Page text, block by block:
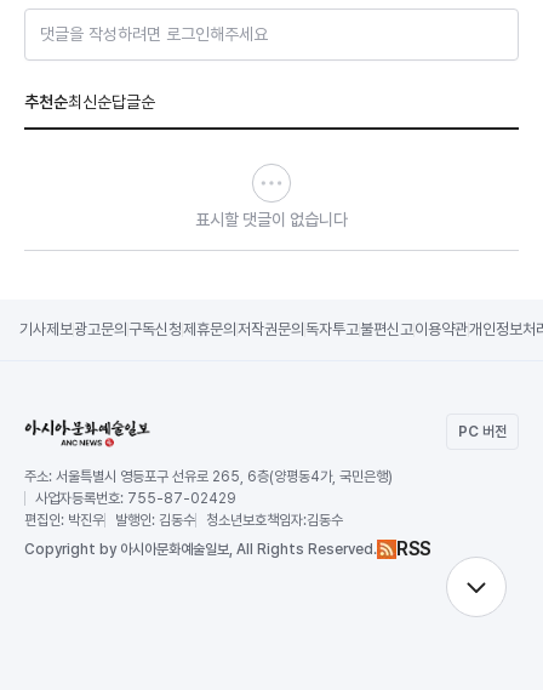
댓글을 작성하려면 로그인해주세요
추천순최신순답글순
표시할 댓글이 없습니다
기사제보광고문의 구독신청제휴문의 저작권문의 독자투고불편신고이용약관개인정보처
PC 버전
주소: 서울특별시 영등포구 선유로 265, 6층(양평동4가, 국민은행)
사업자등록번호: 755-87-02429
편집인: 박진우 발행인: 김동수 청소년보호책임자:김동수
Copyright by 아시아문화예술일보, All Rights Reserved. RSS